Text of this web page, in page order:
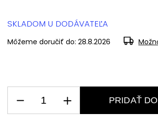
SKLADOM U DODÁVATEĽA
Môžeme doručiť do: 28.8.2026
PRIDAŤ